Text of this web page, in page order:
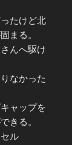
たけど北
まる。
んへ駆け
なかった
ャップを
きる。
ル